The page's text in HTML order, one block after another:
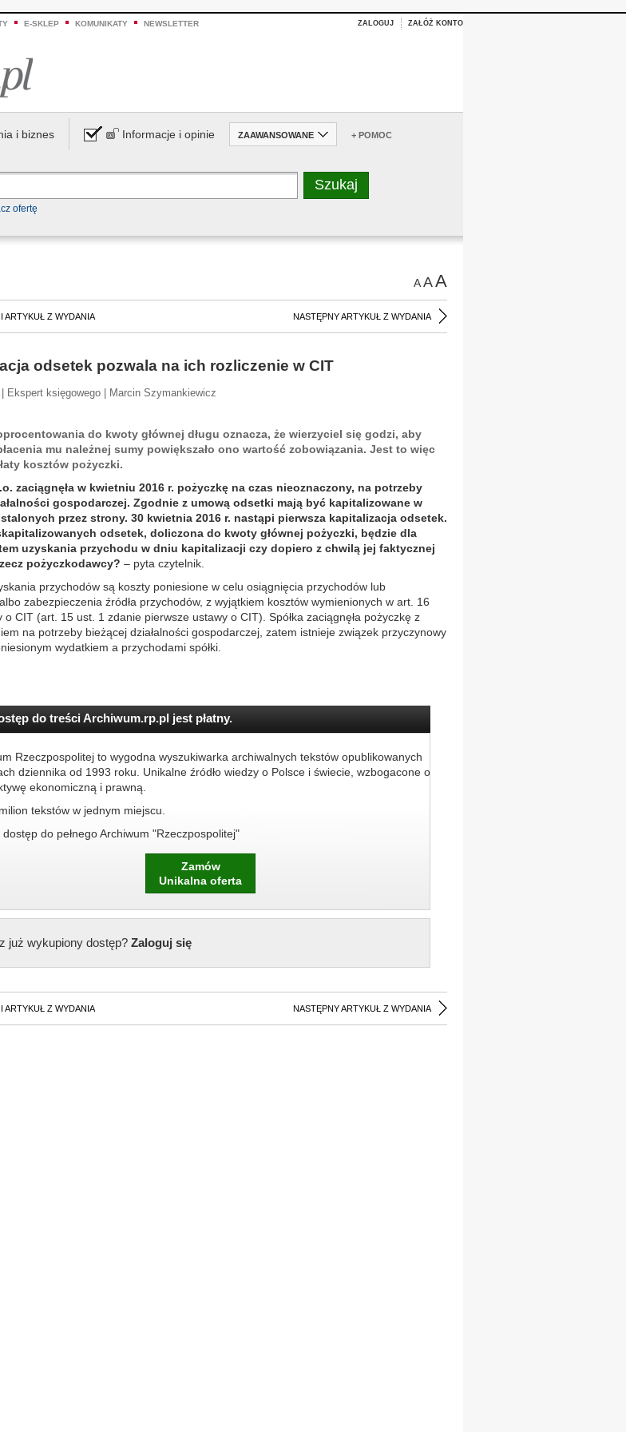
E-SKLEP KOMUNIKATY NEWSLETTER ZALOGUJ ZAŁÓŻ KONTO
i biznes Informacje i opinie ZAAWANSOWANE + POMOC
ofertę
AAA
ARTYKUŁ Z WYDANIA NASTĘPNY ARTYKUŁ Z WYDANIA
odsetek pozwala na ich rozliczenie w CIT
Ekspert księgowego | Marcin Szymankiewicz
do kwoty głównej długu oznacza, że wierzyciel się godzi, aby
mu należnej sumy powiększało ono wartość zobowiązania. Jest to więc
kosztów pożyczki.
zaciągnęła w kwietniu 2016 r. pożyczkę na czas nieoznaczony, na potrzeby
gospodarczej. Zgodnie z umową odsetki mają być kapitalizowane w
przez strony. 30 kwietnia 2016 r. nastąpi pierwsza kapitalizacja odsetek.
odsetek, doliczona do kwoty głównej pożyczki, będzie dla
uzyskania przychodu w dniu kapitalizacji czy dopiero z chwilą jej faktycznej
pożyczkodawcy? – pyta czytelnik.
przychodów są koszty poniesione w celu osiągnięcia przychodów lub
zabezpieczenia źródła przychodów, z wyjątkiem kosztów wymienionych w art. 16
o CIT (art. 15 ust. 1 zdanie pierwsze ustawy o CIT). Spółka zaciągnęła pożyczkę z
na potrzeby bieżącej działalności gospodarczej, zatem istnieje związek przyczynowy
wydatkiem a przychodami spółki.
do treści Archiwum.rp.pl jest płatny.
Rzeczpospolitej to wygodna wyszukiwarka archiwalnych tekstów opublikowanych
dziennika od 1993 roku. Unikalne źródło wiedzy o Polsce i świecie, wzbogacone o
ekonomiczną i prawną.
tekstów w jednym miejscu.
do pełnego Archiwum "Rzeczpospolitej"
Zamów
Unikalna oferta
już wykupiony dostęp?Zaloguj się
ARTYKUŁ Z WYDANIA NASTĘPNY ARTYKUŁ Z WYDANIA